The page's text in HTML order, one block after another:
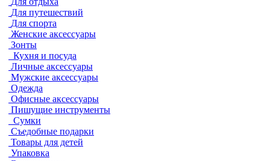
Для путешествий
Для спорта
Женские аксессуары
Зонты
Кухня и посуда
Личные аксессуары
Мужские аксессуары
Одежда
Офисные аксессуары
Пишущие инструменты
Сумки
Съедобные подарки
Товары для детей
Упаковка